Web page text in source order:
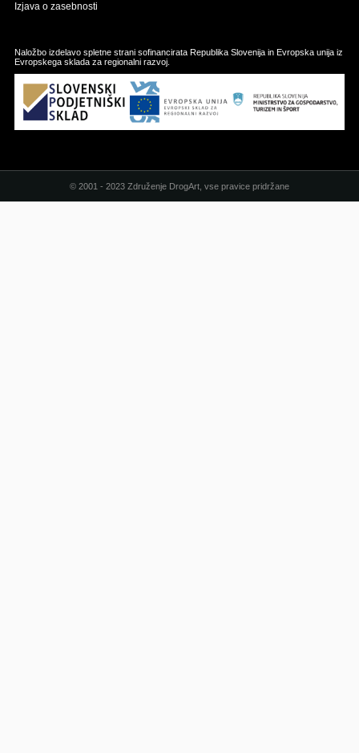
Izjava o zasebnosti
Naložbo izdelavo spletne strani sofinancirata Republika Slovenija in Evropska unija iz
Evropskega sklada za regionalni razvoj.
© 2001 - 2023 Združenje DrogArt, vse pravice pridržane